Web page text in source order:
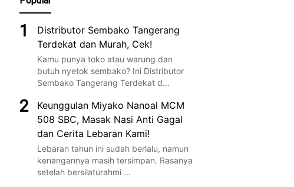
Distributor Sembako Tangerang
Terdekat dan Murah, Cek!
Kamu punya toko atau warung dan
butuh nyetok sembako? Ini Distributor
Sembako Tangerang Terdekat d…
Keunggulan Miyako Nanoal MCM
508 SBC, Masak Nasi Anti Gagal
dan Cerita Lebaran Kami!
Lebaran tahun ini sudah berlalu, namun
kenangannya masih tersimpan. Rasanya
setelah bersilaturahmi …